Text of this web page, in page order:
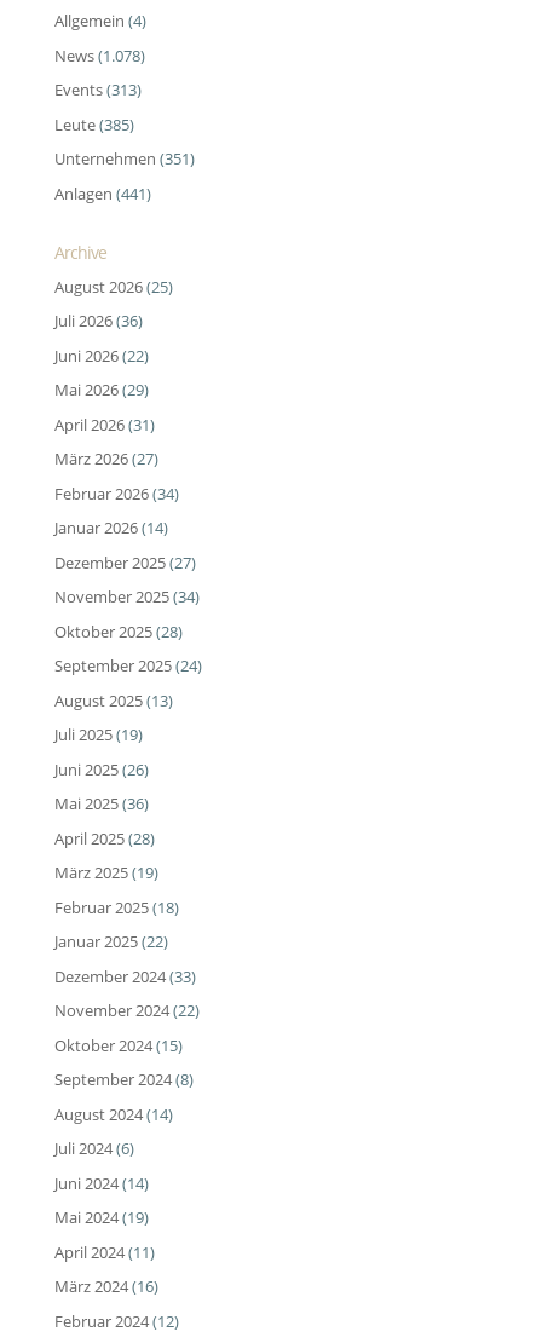
Allgemein (4)
News(1.078)
Events(313)
Leute(385)
Unternehmen (351)
Anlagen (441)
Archive
August 2026(25)
Juli 2026(36)
Juni 2026(22)
Mai 2026(29)
April 2026(31)
März 2026(27)
Februar 2026(34)
Januar 2026(14)
Dezember 2025(27)
November 2025(34)
Oktober 2025(28)
September 2025(24)
August 2025(13)
Juli 2025(19)
Juni 2025(26)
Mai 2025(36)
April 2025(28)
März 2025(19)
Februar 2025(18)
Januar 2025(22)
Dezember 2024(33)
November 2024(22)
Oktober 2024(15)
September 2024(8)
August 2024(14)
Juli 2024(6)
Juni 2024(14)
Mai 2024(19)
April 2024(11)
März 2024(16)
Februar 2024(12)